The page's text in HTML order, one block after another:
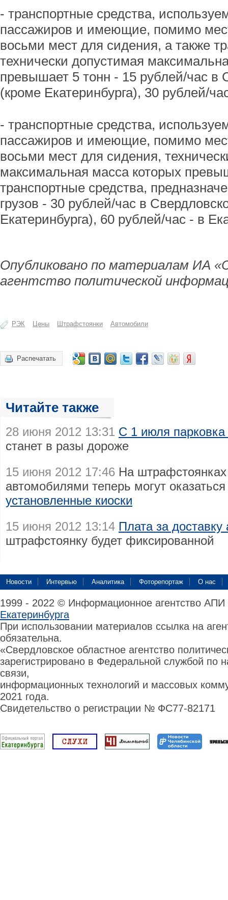
- транспортные средства,
пассажиров и имеющие, помимо
восьми мест для сидения, а также
технически допустимая
превышает 5 тонн - 15 рублей/час в
(кроме Екатеринбурга), 30 рублей/
- транспортные средства,
пассажиров и имеющие, помимо
восьми мест для сидения,
максимальная масса которых
транспортные средства,
грузов - 30 рублей/час в
Екатеринбурга), 60 рублей/час - в
Опубликовано по материалам ИА
агентство политической
РЭК Цены Штрафстоянки Автомобили
Распечатать
Читайте также
28 июня 2012 13:31 С 1 июля
станет в разы дороже
15 июня 2012 17:46 На штрафстоянках
автомобилями теперь могут
установленные киоски
15 июня 2012 13:14 Плата за
штрафстоянку будет фиксированной
Новости Интервью Аналитика Фоторепортаж О нас
1999 - 2022 © Информационное агентство
Екатеринбурга
При использовании материалов ссылка на
обязательна.
«Свердловское областное агентство
зарегистрировано в Федеральной службой по
связи,
информационных технологий и массовых
2021 года.
Свидетельство о регистрации № ФС77-82171